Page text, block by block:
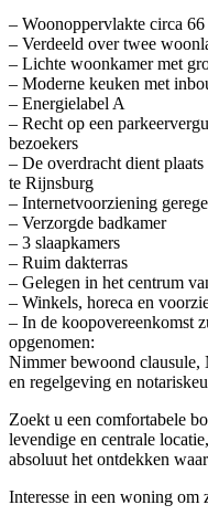
– Woonoppervlakte circa 66
– Verdeeld over twee
– Lichte woonkamer met
– Moderne keuken met
– Energielabel A
– Recht op een
bezoekers
– De overdracht dient
te Rijnsburg
– Internetvoorziening
– Verzorgde badkamer
– 3 slaapkamers
– Ruim dakterras
– Gelegen in het centrum
– Winkels, horeca en
– In de koopovereenkomst
opgenomen:
Nimmer bewoond
en regelgeving en
Zoekt u een comfortabele
levendige en centrale
absoluut het ontdekken
Interesse in een woning om